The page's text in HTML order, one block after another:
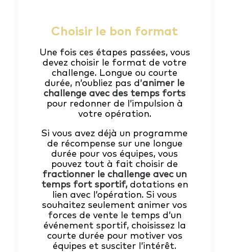
Choisir le bon format
Une fois ces étapes passées, vous
devez choisir le format de votre
challenge. Longue ou courte
durée, n’oubliez pas d’animer le
challenge avec des temps forts
pour redonner de l’impulsion à
votre opération.
Si vous avez déjà un programme
de récompense sur une longue
durée pour vos équipes, vous
pouvez tout à fait choisir de
fractionner le challenge avec un
temps fort sportif,dotations en
lien avec l’opération. Si vous
souhaitez seulement animer vos
forces de vente le temps d’un
événement sportif, choisissez la
courte durée pour motiver vos
équipes et susciter l’intérêt.